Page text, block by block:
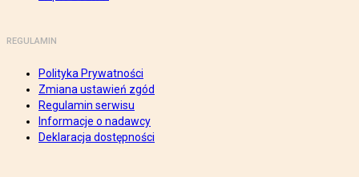
REGULAMIN
Polityka Prywatności
Zmiana ustawień zgód
Regulamin serwisu
Informacje o nadawcy
Deklaracja dostępności